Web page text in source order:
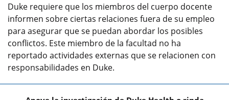
Duke requiere que los miembros del cuerpo docente
informen sobre ciertas relaciones fuera de su empleo
para asegurar que se puedan abordar los posibles
conflictos. Este miembro de la facultad no ha
reportado actividades externas que se relacionen con
responsabilidades en Duke.